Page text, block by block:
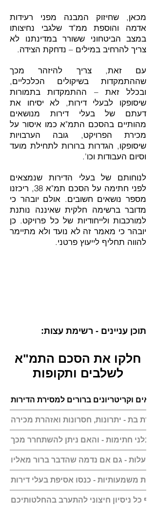
מכאן, שחיזוק המבנה מפני רעידות
אדמה והוספת ממ"ד שלגבי נחיצותו
במצב הביטחוני ששורר במדינתנו לא
צריך להרחיב במילים – נדחקת הצידה.
עם זאת, צריך להיזהר מכך
שההתמקדות בשיקולים הכלכליים,
ובכלל זאת – ההתמקדות בתמורות
שיסופקו לבעלי דירות, לא יסיחו את
דעתם של בעלי דירות מנושאים
מהותיים בהסכם התמ"א כמו איסור על
מכירת הפרויקט, גובה הערבויות
שיסופקו, הגדרות ברורות לתחילת מועד
וסיום העבודות וכו'.
לנוחותם של בעלי הדירות שנמצאים
לפני חתימה על הסכם תמ"א 38, ריכזנו
מספר נושאים חשובים. אולם יובהר כי
מדובר ברשימה חלקית שאיננה נותנת
למורכבות ולייחודיות של כל פרויקט. כן
יובהר כי מאמר זה לא נועד ולא מתיימר
להווה תחליף לייעוץ פרטני.
תוכן עניינים - רשימת עצות:
חלקו את הסכם התמ"א
לשלבים ותקופות
בת - יתרונות, חסרונות ואזהרת מכירה
קבלני חתימות - והאם ניתן להשתחרר מכך
עלות - גם אם נדמה שהדבר ברור מאליו
משמעותיות - כנסו אסיפת בעלי דירות
כל ניסיון חיצוני להתערב בהחלטותיכם